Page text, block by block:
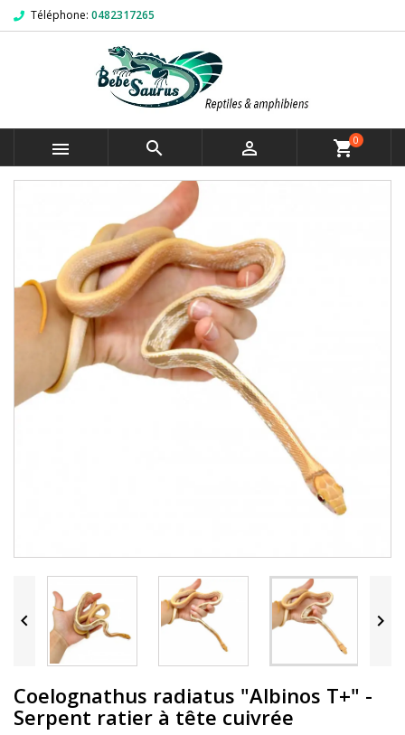
Téléphone: 0482317265
   shopping_cart0
 
Coelognathus radiatus "Albinos T+" -
Serpent ratier à tête cuivrée